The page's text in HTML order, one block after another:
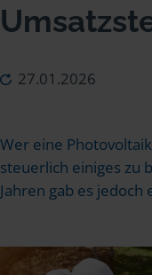
27.01.2026
Wer eine
steuerlich einiges zu
Jahren gab es